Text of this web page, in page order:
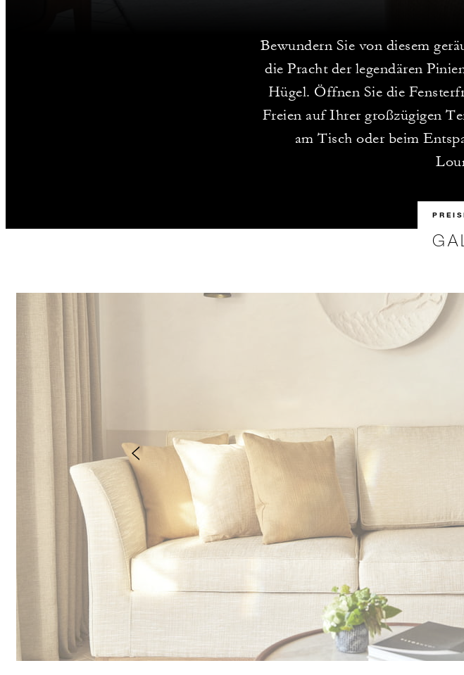
Bewundern Sie von diesem
die Pracht der legendären
Hügel. Öffnen Sie die
Freien auf Ihrer großzügigen
am Tisch oder beim